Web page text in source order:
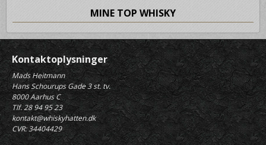
MINE TOP WHISKY
Kontaktoplysninger
Mads Heitmann
Hans Schourups Gade 3 st. tv.
8000 Aarhus C
Tlf. 28 94 95 23
kontakt@whiskyhatten.dk
CVR: 34404429